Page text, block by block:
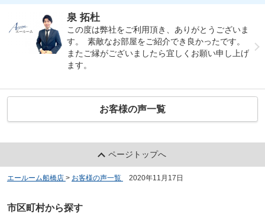
泉 拓杜
この度は弊社をご利用頂き、ありがとうございま
す。 素敵なお部屋をご紹介でき良かったです。
またご縁がございましたら宜しくお願い申し上げ
ます。
お客様の声一覧
ページトップへ
エールーム船橋店 > お客様の声一覧 2020年11月17日
市区町村から探す